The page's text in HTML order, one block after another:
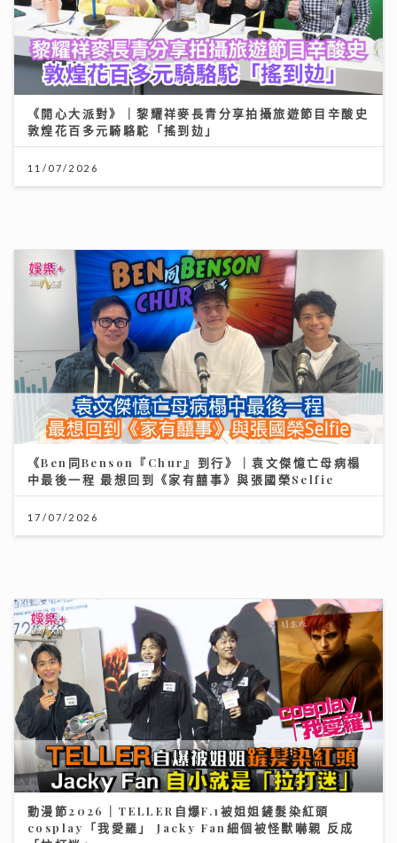
《Ben同Benson『Chur』到行》｜袁文傑憶亡母病榻
中最後一程 最想回到《家有囍事》與張國榮Selfie
動漫節2026｜TELLER自爆F.1被姐姐鏟髮染紅頭
cosplay「我愛羅」 Jacky Fan細個被怪獸嚇親 反成
「拉打迷」
26/07/2026
【#豐味旅程】｜尖沙咀iSQUARE南海一號 維港全景的
南洋粵菜體驗 金榜醬煮大蝦與茶燻雞的航海日誌
25/07/2026